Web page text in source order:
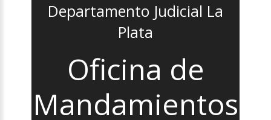
Departamento Judicial La
Plata
Oficina de
Mandamientos